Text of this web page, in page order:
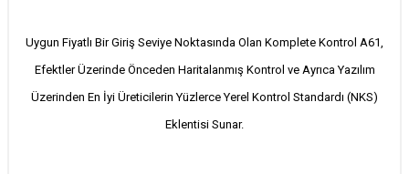
Uygun Fiyatlı Bir Giriş Seviye Noktasında Olan Komplete Kontrol A61,
Efektler Üzerinde Önceden Haritalanmış Kontrol ve Ayrıca Yazılım
Üzerinden En İyi Üreticilerin Yüzlerce Yerel Kontrol Standardı (NKS)
Eklentisi Sunar.